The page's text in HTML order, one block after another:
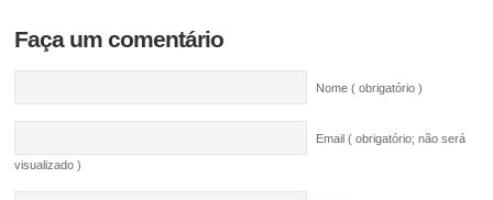
Faça um comentário
Nome ( obrigatório )
Email ( obrigatório; não será
visualizado )